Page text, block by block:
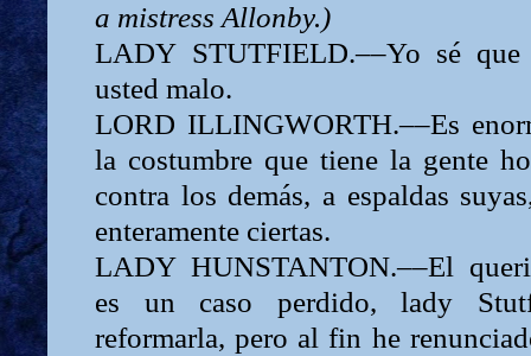
a mistress Allonby.)
LADY STUTFIELD.––Yo sé
usted malo.
LORD ILLINGWORTH.––Es
la costumbre que tiene la gente
contra los demás, a espaldas
enteramente ciertas.
LADYHUNSTANTON.––El
es un caso perdido,lady
reformarla, pero al fin he